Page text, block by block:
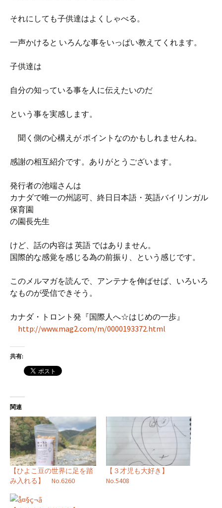
それにしても子供達はよくしゃべる。
一声かけると いろんな事をいっぱい教えてくれます。
子供達は
自分の知っている事を人に伝えたいのだ
という事を実感します。
聞く側の心構えが ポイントなのかもしれませんね。
感謝の相互紹介です。ありがとうございます。
発行者の池端さんは
カナダで唯一の州認可、終日日本語・英語バイリンガル
保育園
の園長先生
けど、話の内容は 英語 ではありません。
国際的な感覚を感じる為の前振り、という感じです。
このメルマガを読んで、アンテナを伸ばせば、いろいろ
なものが受信できそう。
カナダ・トロント発『国際人へ☆はじめの一歩』
http://www.mag2.com/m/0000193372.html
共有:
関連
【ひよこ豆の世界に足を踏
み入れる】 No.6260
【３才児も大好き】
No.5408